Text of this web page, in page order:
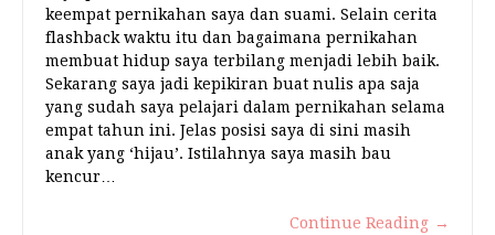
keempat pernikahan saya dan suami. Selain cerita
flashback waktu itu dan bagaimana pernikahan
membuat hidup saya terbilang menjadi lebih baik.
Sekarang saya jadi kepikiran buat nulis apa saja
yang sudah saya pelajari dalam pernikahan selama
empat tahun ini. Jelas posisi saya di sini masih
anak yang ‘hijau’. Istilahnya saya masih bau
kencur…
Continue Reading →